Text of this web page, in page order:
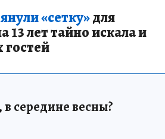
«сетку»для
13 лет тайно искала и
гостей
середине весны?